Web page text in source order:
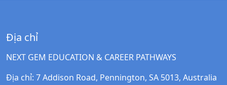
Địa chỉ
NEXT GEM EDUCATION & CAREER PATHWAYS
Địa chỉ: 7 Addison Road, Pennington, SA 5013, Australia